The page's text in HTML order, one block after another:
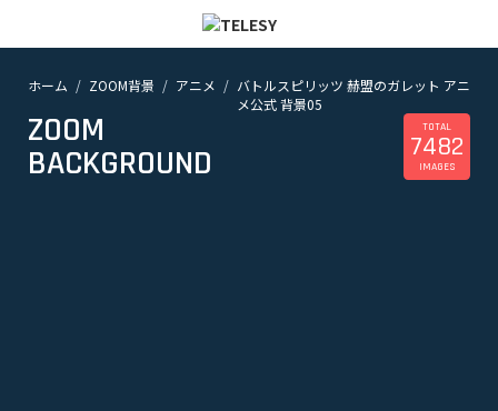
ホーム
ニュース
TELESYについて
ホーム ZOOM背景 アニメ
バトルスピリッツ 赫盟のガレット アニ
メ公式 背景05
ZOOM
BACKGROUND
TOTAL
7482
IMAGES